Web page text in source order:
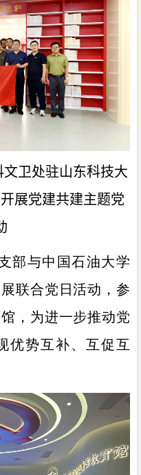
卫处驻山东科技大
展党建共建主题党
部与中国石油大学
联合党日活动，参
，为进一步推动党
优势互补、互促互